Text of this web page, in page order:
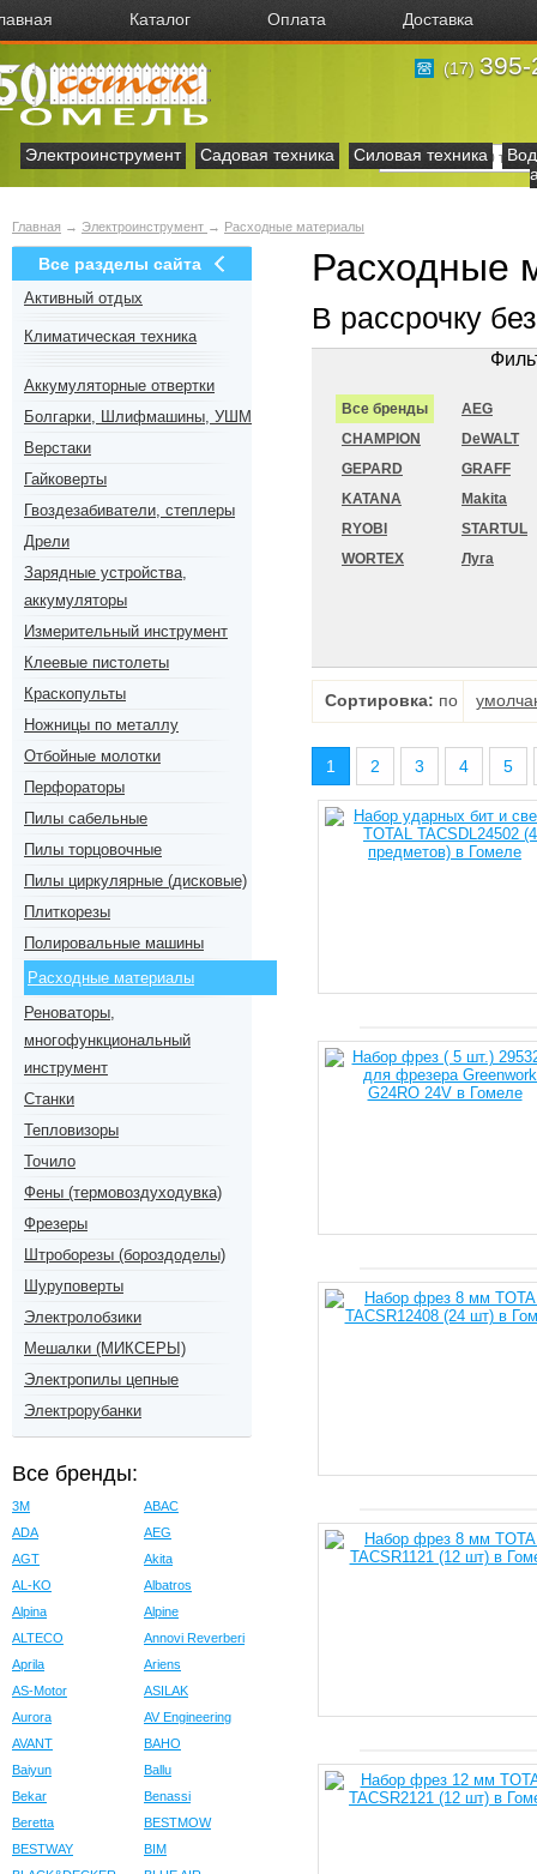
Каталог Оплата Доставка
(17) 395-
Электроинструмент Садовая техника Силовая техника
Главная → Электроинструмент → Расходные материалы
Все разделы сайта
Активный отдых
Климатическая техника
Аккумуляторные отвертки
Болгарки, Шлифмашины, УШМ
Верстаки
Гайковерты
Гвоздезабиватели, степлеры
Дрели
Зарядные устройства,
аккумуляторы
Измерительный инструмент
Клеевые пистолеты
Краскопульты
Ножницы по металлу
Отбойные молотки
Перфораторы
Пилы сабельные
Пилы торцовочные
Пилы циркулярные (дисковые)
Плиткорезы
Полировальные машины
Расходные материалы
Реноваторы,
многофункциональный
инструмент
Станки
Тепловизоры
Точило
Фены (термовоздуходувка)
Фрезеры
Штроборезы (бороздоделы)
Шуруповерты
Электролобзики
Мешалки (МИКСЕРЫ)
Электропилы цепные
Электрорубанки
Все бренды:
3M
ABAC
ADA
AEG
AGT
Akita
AL-KO
Albatros
Alpina
Alpine
ALTECO
Annovi Reverberi
Aprila
Ariens
AS-Motor
ASILAK
Aurora
AV Engineering
AVANT
BAHO
Baiyun
Ballu
Bekar
Benassi
Beretta
BESTMOW
BESTWAY
BIM
Расходные
В рассрочку
Все бренды
AEG
CHAMPION
DeWALT
GEPARD
GRAFF
KATANA
Makita
RYOBI
STARTUL
WORTEX
Луга
Сортировка: по
1 2 3 4 5